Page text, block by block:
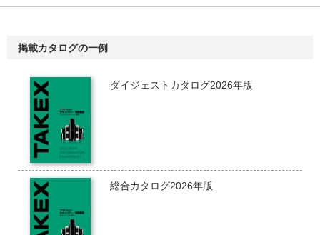
掲載カタログの一例
ダイジェストカタログ2026年版
総合カタログ2026年版